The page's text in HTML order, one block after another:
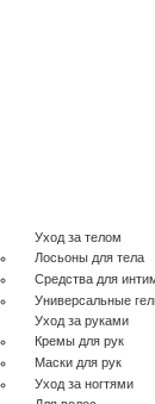
Уход за телом
Лосьоны для тела
Средства для
Универсальные
Уход за руками
Кремы для рук
Маски для рук
Уход за ногтями